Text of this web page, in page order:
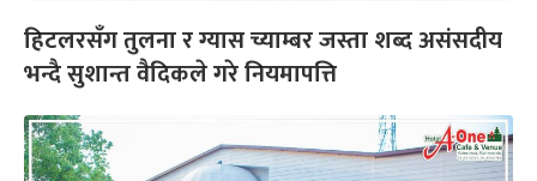
हिटलरसँग तुलना र ग्यास च्याम्बर जस्ता शब्द असंसदीय
भन्दै सुशान्त वैदिकले गरे नियमापत्ति